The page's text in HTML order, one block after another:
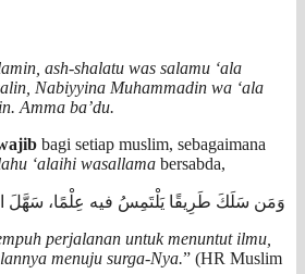
ash-shalatu was salamu ‘ala
Nabiyyina Muhammadin wa ‘ala
Amma ba’du.
bagi setiap muslim, sebagaimana
‘alaihi wasallama bersabda,
وَمَن سَلَكَ طَرِيقًا يَلْتَمِسُ فيه عِلْمًا، سَهَّلَ
perjalanan untuk menuntut ilmu,
menuju surga-Nya.” (HR Muslim